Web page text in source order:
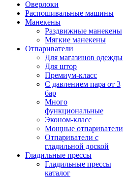
Оверлоки
Распошивальные машины
Манекены
Раздвижные манекены
Мягкие манекены
Отпариватели
Для магазинов одежды
Для штор
Премиум-класс
С давлением пара от 3
бар
Много
функциональные
Эконом-класс
Мощные отпариватели
Отпариватели с
гладильной доской
Гладильные прессы
Гладильные прессы
каталог